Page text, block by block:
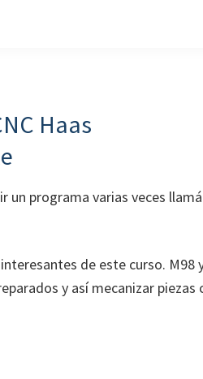
Haas
un programa varias veces
de este curso. M98
y así mecanizar piezas